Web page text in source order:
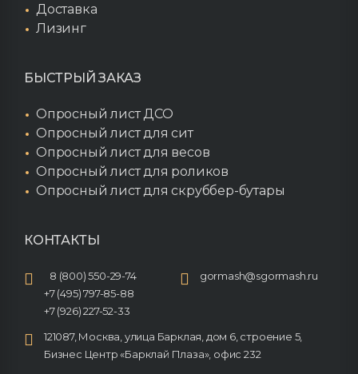
Доставка
Лизинг
БЫСТРЫЙ ЗАКАЗ
Опросный лист ДСО
Опросный лист для сит
Опросный лист для весов
Опросный лист для роликов
Опросный лист для скруббер-бутары
КОНТАКТЫ
8 (800) 550-29-74
+7 (495) 797-85-88
+7 (926) 227-52-33
gormash@sgormash.ru
121087, Москва, улица Барклая, дом 6, строение 5,
Бизнес Центр «Барклай Плаза», офис 232